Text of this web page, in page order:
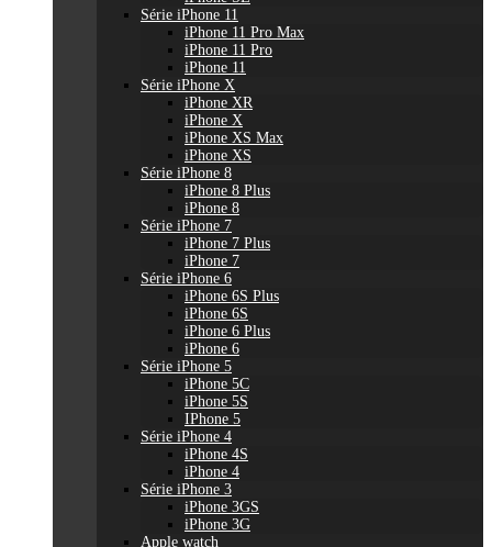
Série iPhone 11
iPhone 11 Pro Max
iPhone 11 Pro
iPhone 11
Série iPhone X
iPhone XR
iPhone X
iPhone XS Max
iPhone XS
Série iPhone 8
iPhone 8 Plus
iPhone 8
Série iPhone 7
iPhone 7 Plus
iPhone 7
Série iPhone 6
iPhone 6S Plus
iPhone 6S
iPhone 6 Plus
iPhone 6
Série iPhone 5
iPhone 5C
iPhone 5S
IPhone 5
Série iPhone 4
iPhone 4S
iPhone 4
Série iPhone 3
iPhone 3GS
iPhone 3G
Apple watch